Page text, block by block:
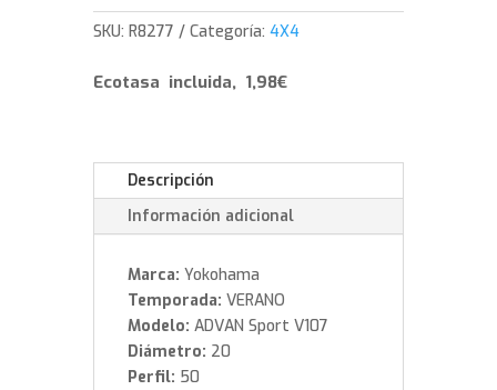
265/50/20
111
cantidad
SKU:R8277 Categoría:4X4
Ecotasa incluida, 1,98€
Descripción
Información adicional
Marca: Yokohama
Temporada: VERANO
Modelo: ADVAN Sport V107
Diámetro: 20
Perfil: 50